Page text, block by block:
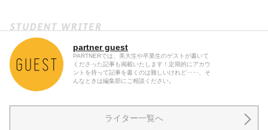
partner guest
PARTNERでは、美大生や卒業生のゲストが書いて
くださった記事も掲載いたします！定期的にアカウ
ントを持って記事を書くのは難しいけれど‥‥、そ
んなときは編集部にご相談ください。
ライター一覧へ